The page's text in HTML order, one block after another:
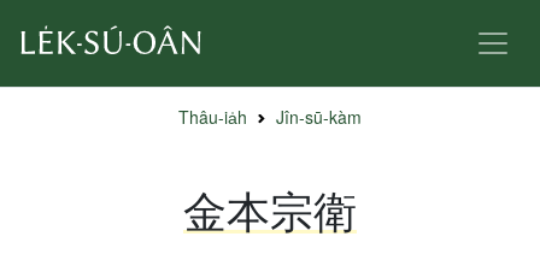
Thâu-ia̍h Jîn-sū-kàm
金本宗衛